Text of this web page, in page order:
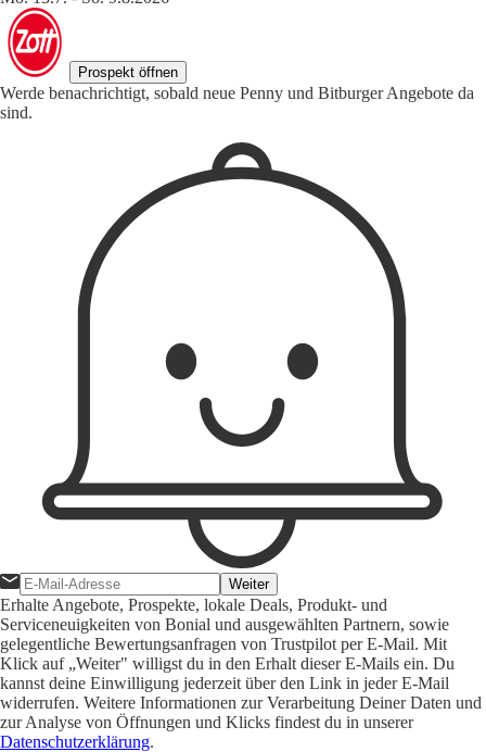
Prospekt öffnen
Werde benachrichtigt, sobald neue Penny und Bitburger Angebote da
sind.
Weiter
Erhalte Angebote, Prospekte, lokale Deals, Produkt- und
Serviceneuigkeiten von Bonial und ausgewählten Partnern, sowie
gelegentliche Bewertungsanfragen von Trustpilot per E-Mail. Mit
Klick auf „Weiter" willigst du in den Erhalt dieser E-Mails ein. Du
kannst deine Einwilligung jederzeit über den Link in jeder E-Mail
widerrufen. Weitere Informationen zur Verarbeitung Deiner Daten und
zur Analyse von Öffnungen und Klicks findest du in unserer
Datenschutzerklärung.